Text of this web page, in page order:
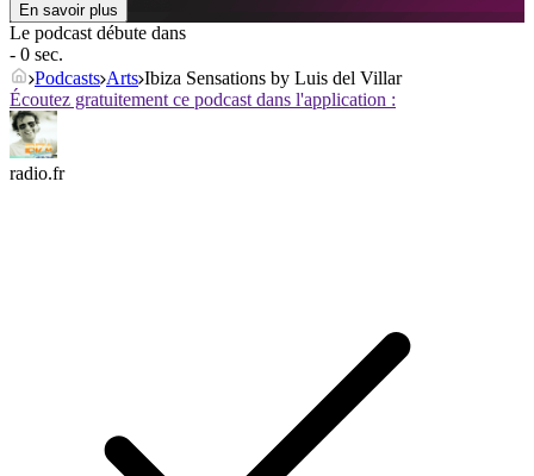
En savoir plus
Le podcast débute dans
- 0 sec.
Podcasts Arts Ibiza Sensations by Luis del Villar
Écoutez gratuitement ce podcast dans l'application :
radio.fr